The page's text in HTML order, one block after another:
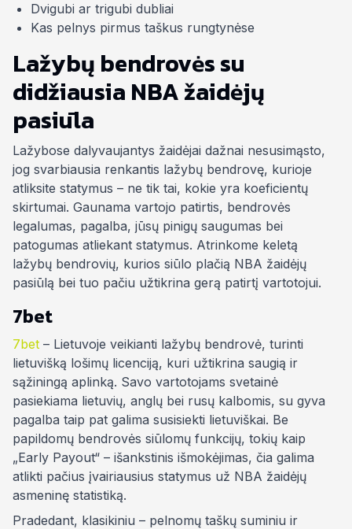
Dvigubi ar trigubi dubliai
Kas pelnys pirmus taškus rungtynėse
Lažybų bendrovės su
didžiausia NBA žaidėjų
pasiūla
Lažybose dalyvaujantys žaidėjai dažnai nesusimąsto,
jog svarbiausia renkantis lažybų bendrovę, kurioje
atliksite statymus – ne tik tai, kokie yra koeficientų
skirtumai. Gaunama vartojo patirtis, bendrovės
legalumas, pagalba, jūsų pinigų saugumas bei
patogumas atliekant statymus. Atrinkome keletą
lažybų bendrovių, kurios siūlo plačią NBA žaidėjų
pasiūlą bei tuo pačiu užtikrina gerą patirtį vartotojui.
7bet
7bet – Lietuvoje veikianti lažybų bendrovė, turinti
lietuvišką lošimų licenciją, kuri užtikrina saugią ir
sąžiningą aplinką. Savo vartotojams svetainė
pasiekiama lietuvių, anglų bei rusų kalbomis, su gyva
pagalba taip pat galima susisiekti lietuviškai. Be
papildomų bendrovės siūlomų funkcijų, tokių kaip
„Early Payout“ – išankstinis išmokėjimas, čia galima
atlikti pačius įvairiausius statymus už NBA žaidėjų
asmeninę statistiką.
Pradedant, klasikiniu – pelnomų taškų suminiu ir